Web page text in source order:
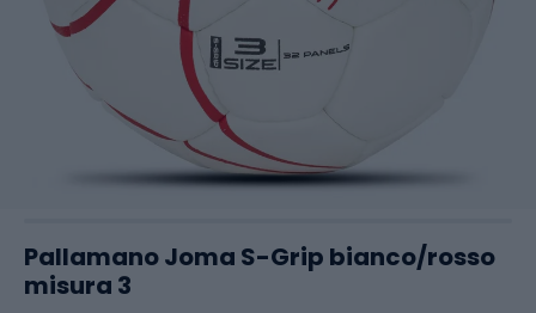
Pallamano Joma S-Grip bianco/rosso
misura 3